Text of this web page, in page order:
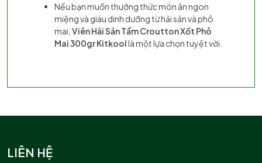
Nếu bạn muốn thưởng thức món ăn ngon
miệng và giàu dinh dưỡng từ hải sản và phô
mai, Viên Hải Sản Tẩm Croutton Xốt Phô
Mai 300grKitkoollà một lựa chọn tuyệt vời.
LIÊN HỆ